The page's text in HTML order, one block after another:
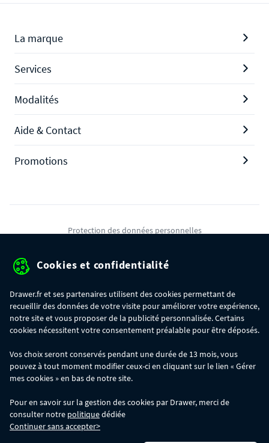
La marque
Services
Modalités
Aide & Contact
Promotions
Protection des données personnelles
Gérer mes cookies
commande :
- 30€ sur votre commande dès 300€ d'achat, avec le code BIKINI30
- 50€ sur votre commande dès 500€ d'achat, avec le code BIKINI50
Les codes BIKINI30, BIKINI50 et BIKINI100 ne sont valables que sur
www.drawer.fr; ils ne sont pas cumulables entre eux, ni avec d'autres codes
promotionnels. La remise se calculera automatiquement dans votre panier
lors de la saisie du code adéquat.
Cookies et confidentialité
Drawer.fr et ses partenaires utilisent des cookies permettant de
recueillir des données de votre visite pour améliorer votre expérience,
notre site et vous proposer de la publicité personnalisée. Certains
cookies nécessitent votre consentement préalable pour être déposés.
Vos choix seront conservés pendant une durée de 13 mois, vous
pouvez à tout moment modifier ceux-ci en cliquant sur le lien « Gérer
mes cookies » en bas de notre site.
Pour en savoir sur la gestion des cookies par Drawer, merci de
consulter notre politiquedédiée
Continuer sans accepter>